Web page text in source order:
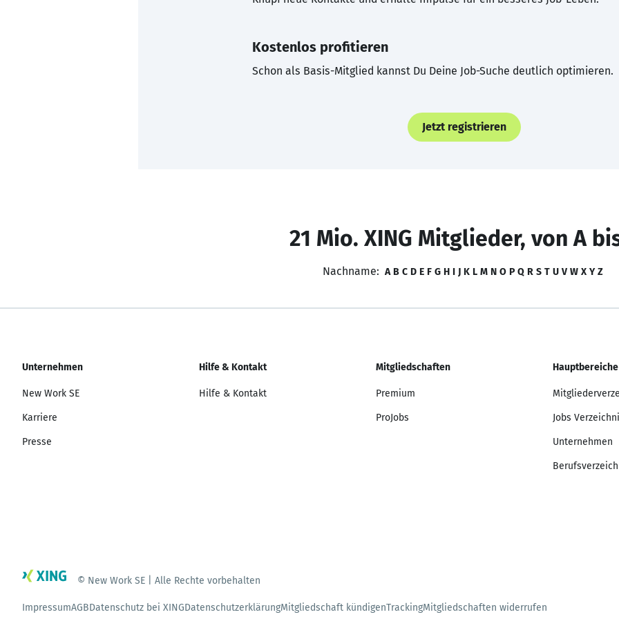
Kostenlos profitieren
Schon als Basis-Mitglied kannst Du Deine Job-Suche deutlich optimieren.
Jetzt registrieren
21 Mio. XING Mitglieder, von A
Nachname: A B C D E F G H I J K L M N O P Q R S T U V W X Y Z
Unternehmen
New Work SE
Karriere
Presse
Hilfe & Kontakt
Hilfe & Kontakt
Mitgliedschaften
Premium
ProJobs
Hauptbereiche
Jobs
Unternehmen
© New Work SE | Alle Rechte vorbehalten
ImpressumAGBDatenschutz bei XINGDatenschutzerklärungMitgliedschaft kündigenTrackingMitgliedschaften widerrufen